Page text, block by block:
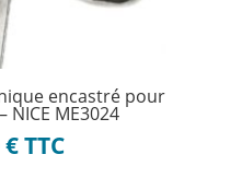
encastré pour
ME3024
€TTC